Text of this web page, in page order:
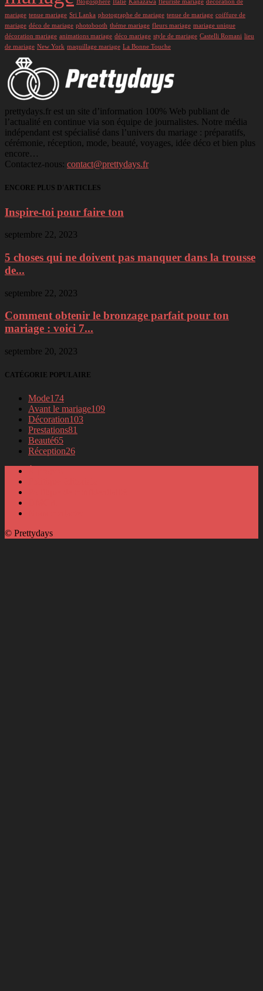
Blogosphère Italie Kanazawa fleuriste mariage décoration de
mariage tenue mariage Sri Lanka photographe de mariage tenue de mariage coiffure de
mariage déco de mariage photobooth théme mariage fleurs mariage mariage unique
décoration mariage animations mariage déco mariage style de mariage Castelli Romani lieu
de mariage New York maquillage mariage La Bonne Touche
prettydays.fr est un site d’information 100% Web publiant de
l’actualité en continue via son équipe de journalistes. Notre média
indépendant est spécialisé dans l’univers du mariage : préparatifs,
cérémonie, réception, mode, beauté, voyages, idée déco et bien plus
encore…
Contactez-nous: contact@prettydays.fr
ENCORE PLUS D'ARTICLES
Inspire-toi pour faire ton
septembre 22, 2023
5 choses qui ne doivent pas manquer dans la trousse
de...
septembre 22, 2023
Comment obtenir le bronzage parfait pour ton
mariage : voici 7...
septembre 20, 2023
CATÉGORIE POPULAIRE
Mode174
Avant le mariage109
Décoration103
Prestations81
Beauté65
Réception26
© Prettydays